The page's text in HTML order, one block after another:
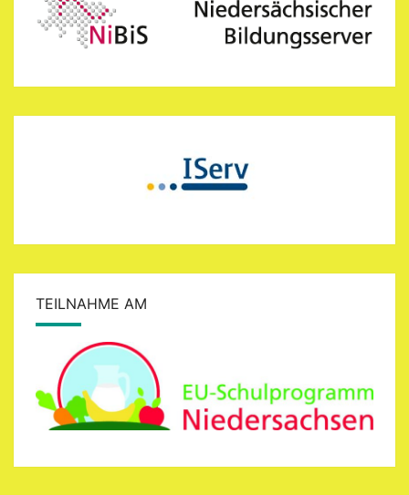
TEILNAHME AM